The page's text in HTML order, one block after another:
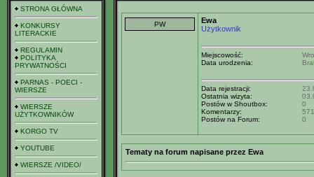
STRONA GŁÓWNA
KONKURSY
LITERACKIE
REGULAMIN
POLITYKA
PRYWATNOŚCI
PARNAS - POECI -
WIERSZE
WIERSZE
UŻYTKOWNIKÓW
KORGO TV
YOUTUBE
WIERSZE /VIDEO/
Ewa
Użytkownik
Miejscowość:
Data urodzenia:
Data rejestracji:
Ostatnia wizyta:
Postów w Shoutbox:
0
Komentarzy:
571
Postów na Forum:
0
Tematy na forum napisane przez Ewa